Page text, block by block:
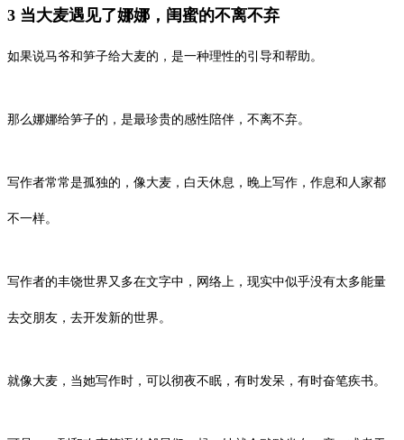
3 当大麦遇见了娜娜，闺蜜的不离不弃
如果说马爷和笋子给大麦的，是一种理性的引导和帮助。
那么娜娜给笋子的，是最珍贵的感性陪伴，不离不弃。
写作者常常是孤独的，像大麦，白天休息，晚上写作，作息和人家都
不一样。
写作者的丰饶世界又多在文字中，网络上，现实中似乎没有太多能量
去交朋友，去开发新的世界。
就像大麦，当她写作时，可以彻夜不眠，有时发呆，有时奋笔疾书。